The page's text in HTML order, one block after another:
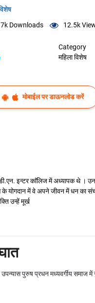
Downloads 12.5k
Category
महिला विशेष
मोबाईल पर डाऊनलोड करें
इन्टर काॅलिज में अध्यापक थे ।
के योगदान में वे अपने जीवन में धन का
उन्हें मूर्ख
पुरुष प्रधन मध्यवर्गीय समाज में